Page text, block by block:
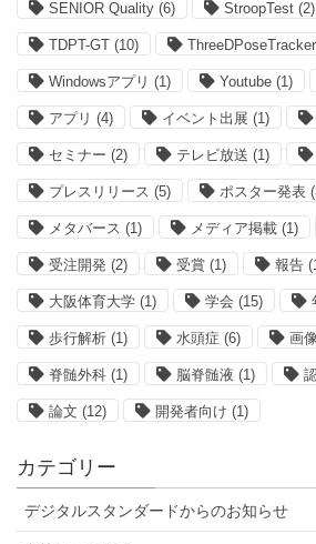
SENIOR Quality (6) StroopTest (2)
TDPT-GT (10) ThreeDPoseTracker
Windowsアプリ (1) Youtube (1)
アプリ (4) イベント出展 (1)
セミナー (2) テレビ放送 (1)
プレスリリース (5) ポスター発表
メタバース (1) メディア掲載 (1)
受注開発 (2) 受賞 (1) 報告
大阪体育大学 (1) 学会 (15)
歩行解析 (1) 水頭症 (6) 画
脊髄外科 (1) 脳脊髄液 (1)
論文 (12) 開発者向け (1)
カテゴリー
デジタルスタンダードからのお知らせ